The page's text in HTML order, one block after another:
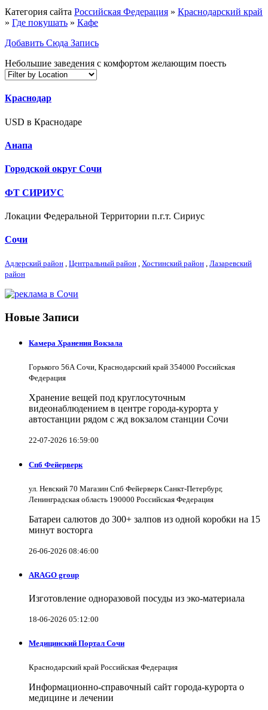
Категория сайта Российская Федерация » Краснодарский край
» Где покушать » Кафе
Добавить Сюда Запись
Небольшие заведения с комфортом желающим поесть
Краснодар
USD в Краснодаре
Анапа
Городской округ Сочи
ФТ СИРИУС
Локации Федеральной Территории п.г.т. Сириус
Сочи
Адлерский район , Центральный район , Хостинский район , Лазаревский
район
Новые Записи
Камера Хранения Вокзала
Горького 56А Сочи, Краснодарский край 354000 Российская
Федерация
Хранение вещей под круглосуточным
видеонаблюдением в центре города-курорта у
автостанции рядом с жд вокзалом станции Сочи
22-07-2026 16:59:00
Спб Фейерверк
ул. Невский 70 Магазин Спб Фейерверк Санкт-Петербург,
Ленинградская область 190000 Российская Федерация
Батареи салютов до 300+ залпов из одной коробки на 15
минут восторга
26-06-2026 08:46:00
ARAGO group
Изготовление одноразовой посуды из эко-материала
18-06-2026 05:12:00
Медицинский Портал Сочи
Краснодарский край Российская Федерация
Информационно-справочный сайт города-курорта о
медицине и лечении